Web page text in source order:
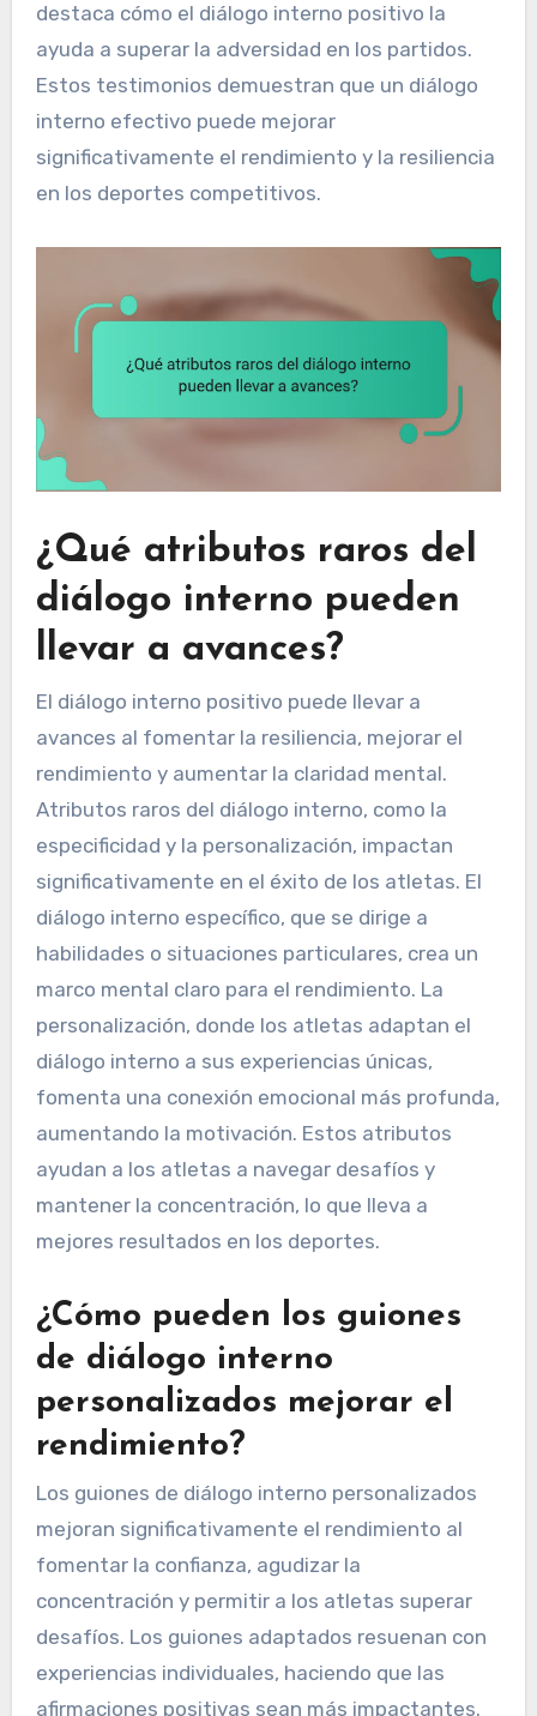
destaca cómo el diálogo interno positivo la
ayuda a superar la adversidad en los partidos.
Estos testimonios demuestran que un diálogo
interno efectivo puede mejorar
significativamente el rendimiento y la resiliencia
en los deportes competitivos.
¿Qué atributos raros del
diálogo interno pueden
llevar a avances?
El diálogo interno positivo puede llevar a
avances al fomentar la resiliencia, mejorar el
rendimiento y aumentar la claridad mental.
Atributos raros del diálogo interno, como la
especificidad y la personalización, impactan
significativamente en el éxito de los atletas. El
diálogo interno específico, que se dirige a
habilidades o situaciones particulares, crea un
marco mental claro para el rendimiento. La
personalización, donde los atletas adaptan el
diálogo interno a sus experiencias únicas,
fomenta una conexión emocional más profunda,
aumentando la motivación. Estos atributos
ayudan a los atletas a navegar desafíos y
mantener la concentración, lo que lleva a
mejores resultados en los deportes.
¿Cómo pueden los guiones
de diálogo interno
personalizados mejorar el
rendimiento?
Los guiones de diálogo interno personalizados
mejoran significativamente el rendimiento al
fomentar la confianza, agudizar la
concentración y permitir a los atletas superar
desafíos. Los guiones adaptados resuenan con
experiencias individuales, haciendo que las
afirmaciones positivas sean más impactantes.